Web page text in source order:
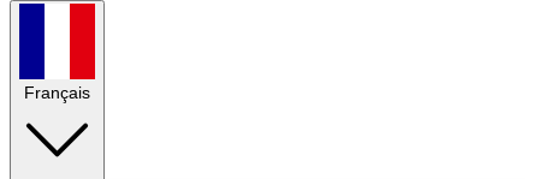
Français